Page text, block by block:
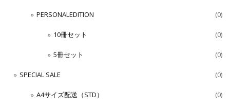
PERSONALEDITION (0)
10冊セット (0)
5冊セット (0)
SPECIAL SALE (0)
A4サイズ配送（STD） (0)